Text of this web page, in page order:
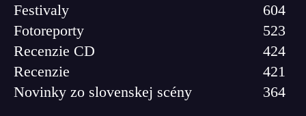
Festivaly
604
Fotoreporty
523
Recenzie CD
424
Recenzie
421
Novinky zo slovenskej scény
364